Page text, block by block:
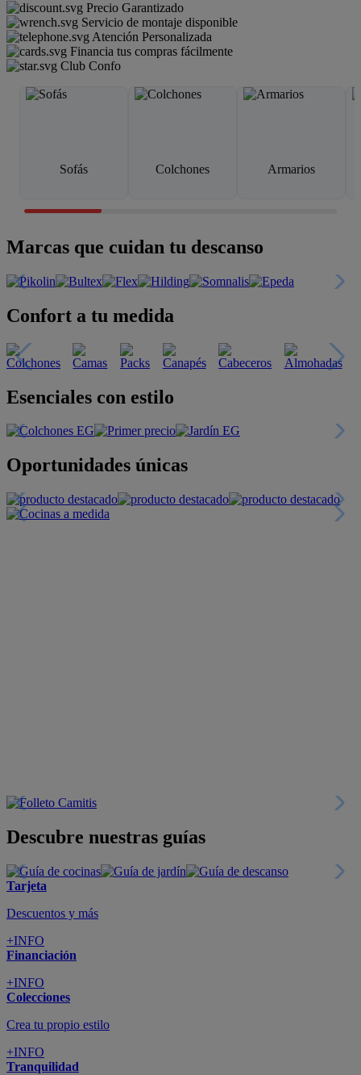
Precio Garantizado
Servicio de montaje disponible
Atención Personalizada
Financia tus compras fácilmente
Club Confo
Sofás Colchones Armarios
Marcas que cuidan tu descanso
Confort a tu medida
Esenciales con estilo
Oportunidades únicas
Descubre nuestras guías
Tarjeta
Descuentos y más
+INFO
Financiación
+INFO
Colecciones
Crea tu propio estilo
+INFO
Tranquilidad